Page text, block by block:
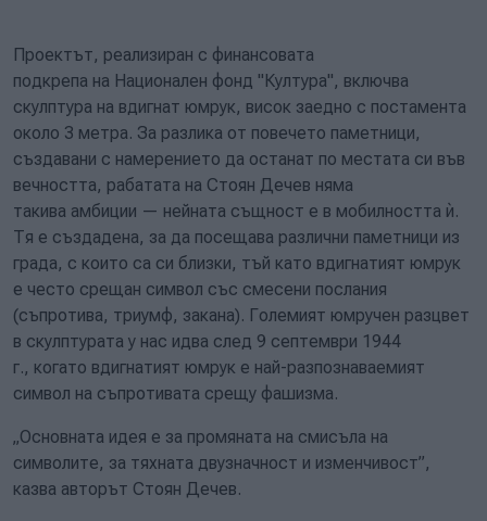
Проектът, реализиран с финансовата
подкрепа на Национален фонд "Култура", включва
скулптура на вдигнат юмрук, висок заедно с постамента
около 3 метра. За разлика от повечето паметници,
създавани с намерението да останат по местата си във
вечността, рабатата на Стоян Дечев няма
такива амбиции — нейната същност е в мобилността ѝ.
Тя е създадена, за да посещава различни паметници из
града, с които са си близки, тъй като вдигнатият юмрук
е често срещан символ със смесени послания
(съпротива, триумф, закана). Големият юмручен разцвет
в скулптурата у нас идва след 9 септември 1944
г., когато вдигнатият юмрук е най-разпознаваемият
символ на съпротивата срещу фашизма.
„Основната идея е за промяната на смисъла на
символите, за тяхната двузначност и изменчивост”,
казва авторът Стоян Дечев.